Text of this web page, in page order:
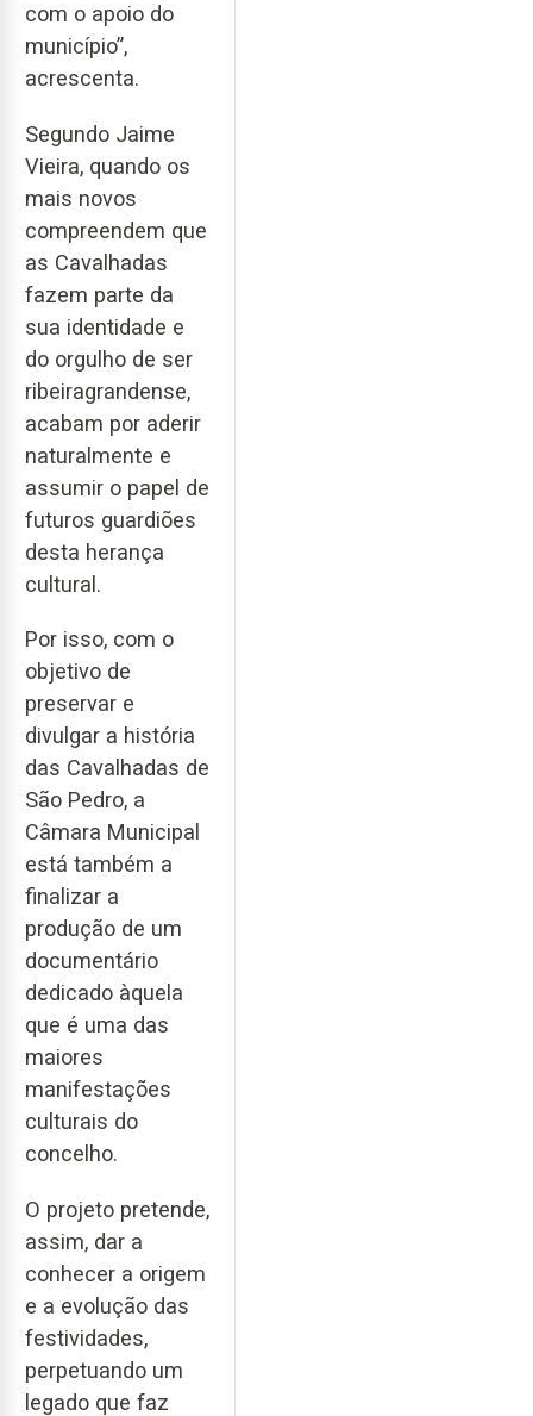
com o apoio do
município”,
acrescenta.
Segundo Jaime
Vieira, quando os
mais novos
compreendem que
as Cavalhadas
fazem parte da
sua identidade e
do orgulho de ser
ribeiragrandense,
acabam por aderir
naturalmente e
assumir o papel de
futuros guardiões
desta herança
cultural.
Por isso, com o
objetivo de
preservar e
divulgar a história
das Cavalhadas de
São Pedro, a
Câmara Municipal
está também a
finalizar a
produção de um
documentário
dedicado àquela
que é uma das
maiores
manifestações
culturais do
concelho.
O projeto pretende,
assim, dar a
conhecer a origem
e a evolução das
festividades,
perpetuando um
legado que faz